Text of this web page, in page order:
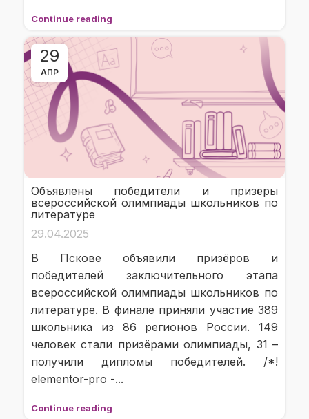
Continue reading
29
АПР
Объявлены победители и призёры
всероссийской олимпиады школьников по
литературе
29.04.2025
В Пскове объявили призёров и
победителей заключительного этапа
всероссийской олимпиады школьников по
литературе. В финале приняли участие 389
школьника из 86 регионов России. 149
человек стали призёрами олимпиады, 31 –
получили дипломы победителей. /*!
elementor-pro -...
Continue reading